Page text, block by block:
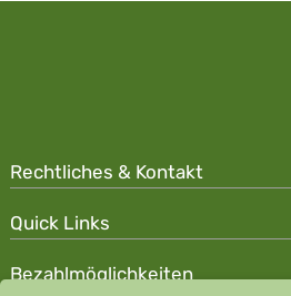
Rechtliches & Kontakt
Quick Links
Bezahlmöglichkeiten